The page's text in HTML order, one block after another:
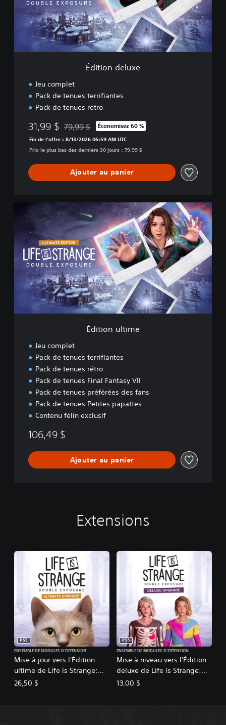
x
Édition deluxe
Jeu complet
Pack de tenues terrifiantes
Pack de tenues rétro
31,99 $ Remise par rapport au prix d'origine de 79,99 $
79,99 $ Économisez 60 %
Fin de l’offre : 8/13/2026 06:59 AM UTC
Prix le plus bas des derniers 30 jours : 79,99 $
Ajouter au panier
É
d
m
Édition ultime
Jeu complet
Pack de tenues terrifiantes
Pack de tenues rétro
Pack de tenues Final Fantasy VII
Pack de tenues préférées des fans
Pack de tenues Petites papattes
Contenu félin exclusif
106,49 $
Ajouter au panier
Extensions
Mise à jour vers l'Édition
ultime de Life is Strange:
Double Exposure
PS5
ENSEMBLE DE MODULES D'EXTENSION
26,50 $
Mise à niveau vers l'Édition
deluxe de Life is Strange:
Double Exposure
PS5
ENSEMBLE DE MODULES D'EXTENSION
13,00 $